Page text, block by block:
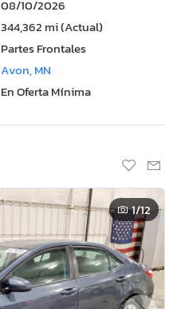
08/10/2026
344,362 mi (Actual)
Partes Frontales
Avon, MN
En Oferta Mínima
1/12